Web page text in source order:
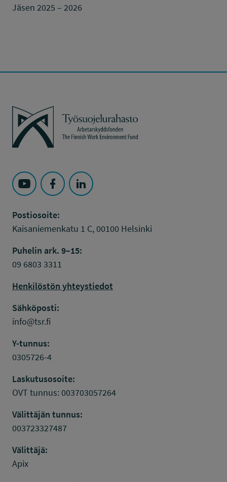
Jäsen 2025 – 2026
Työsuojelurahasto
Seuraa Työsuojelurahasto kohteessa: YouTube
Seuraa Työsuojelurahasto kohteessa:
Seuraa Työsuojelurahasto kohteessa:
Postiosoite:
Kaisaniemenkatu 1 C, 00100 Helsinki
Puhelin ark. 9–15:
09 6803 3311
Henkilöstön yhteystiedot
Sähköposti:
info@tsr.fi
Y-tunnus:
0305726-4
Laskutusosoite:
OVT tunnus: 003703057264
Välittäjän tunnus:
003723327487
Välittäjä:
Apix